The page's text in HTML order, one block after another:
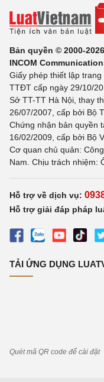
Bản quyền © 2000-
INCOM
Giấy phép thiết lập
TTĐT cấp ngày 29/10/
Sở TT-TT Hà Nội, thay
26/07/2007, cấp bởi Bộ
Chứng nhận bản quyền
16/02/2009, cấp bởi Bộ
Cơ quan chủ quản:
Nam. Chịu trách nhiệm:
Hỗ trợ về dịch vụ:
Hỗ trợ giải đáp pháp
TẢI ỨNG DỤNG
Quét mã QR code để cài đặt